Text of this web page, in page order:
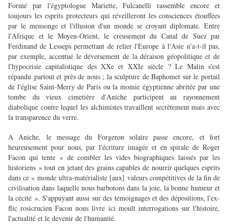
Formé par l'égyptologue Mariette, Fulcanelli rassemble encore et
toujours les esprits protecteurs qui réveilleront les consciences étouffées
par le mensonge et l'illusion d'un monde se croyant diplomate. Entre
l'Afrique et le Moyen-Orient, le creusement du Canal de Suez par
Ferdinand de Lesseps permettant de relier l'Europe à l'Asie n'a-t-il pas,
par exemple, accentué le déversement de la déraison géopolitique et de
l'hypocrisie capitalistique des XXe et XXIe siècle ? Le Malin s'est
répandu partout et près de nous ; la sculpture de Baphomet sur le portail
de l'église Saint-Merry de Paris ou la momie égyptienne abritée par une
tombe du vieux cimetière d'Aniche participent au rayonnement
diabolique contre lequel les alchimistes travaillent secrètement mais avec
la transparence du verre.
A Aniche, le message du Forgeron solaire passe encore, et fort
heureusement pour nous, par l'écriture imagée et en spirale de Roger
Facon qui tente « de combler les vides biographiques laissés par les
historiens » tout en jetant des grains capables de nourrir quelques esprits
dans ce « monde ultra-matérialiste [aux] valeurs compétitives de la fin de
civilisation dans laquelle nous barbotons dans la joie, la bonne humeur et
la cécité ». S'appuyant aussi sur des témoignages et des dépositions, l'ex-
flic rosicrucien Facon nous livre ici moult interrogations sur l'histoire,
l'actualité et le devenir de l'humanité.